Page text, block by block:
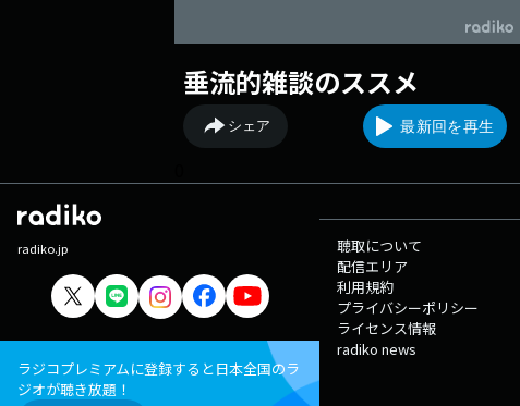
垂流的雑談のススメ
シェア 最新回を再生
radiko.jp
ラジコプレミアムに登録すると日本全国のラ
ジオが聴き放題！
聴取について
配信エリア
利用規約
プライバシーポリシー
ライセンス情報
radiko news